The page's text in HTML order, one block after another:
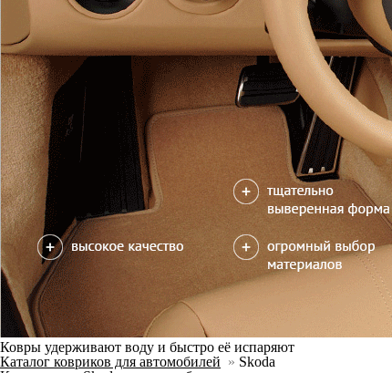
Ковры удерживают воду и быстро её испаряют